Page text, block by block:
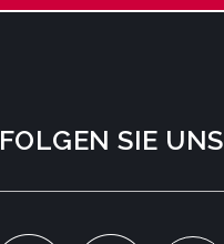
FOLGEN SIE UNS